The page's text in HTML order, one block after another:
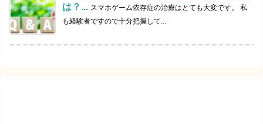
は？... スマホゲーム依存症の治療はとても大変です。 私
も経験者ですので十分把握して...